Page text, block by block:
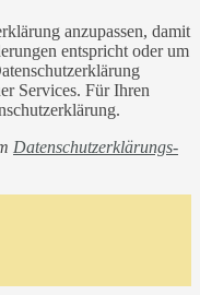
anzupassen, damit
entspricht oder um
Services. Für Ihren
Datenschutzerklärungs-